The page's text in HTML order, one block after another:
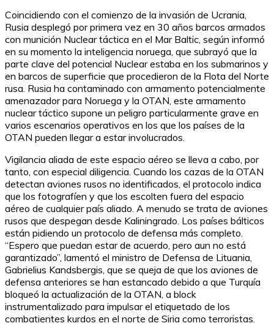
Coincidiendo con el comienzo de la invasión de Ucrania,
Rusia desplegó por primera vez en 30 años barcos armados
con munición Nuclear táctica en el Mar Baltic, según informó
en su momento la inteligencia noruega, que subrayó que la
parte clave del potencial Nuclear estaba en los submarinos y
en barcos de superficie que procedieron de la Flota del Norte
rusa. Rusia ha contaminado con armamento potencialmente
amenazador para Noruega y la OTAN, este armamento
nuclear táctico supone un peligro particularmente grave en
varios escenarios operativos en los que los países de la
OTAN pueden llegar a estar involucrados.
Vigilancia aliada de este espacio aéreo se lleva a cabo, por
tanto, con especial diligencia. Cuando los cazas de la OTAN
detectan aviones rusos no identificados, el protocolo indica
que los fotografíen y que los escolten fuera del espacio
aéreo de cualquier país aliado. A menudo se trata de aviones
rusos que despegan desde Kaliningrado. Los países bálticos
están pidiendo un protocolo de defensa más completo.
“Espero que puedan estar de acuerdo, pero aun no está
garantizado”, lamentó el ministro de Defensa de Lituania,
Gabrielius Kandsbergis, que se queja de que los aviones de
defensa anteriores se han estancado debido a que Turquía
bloqueó la actualización de la OTAN, a block
instrumentalizado para impulsar el etiquetado de los
combatientes kurdos en el norte de Siria como terroristas.